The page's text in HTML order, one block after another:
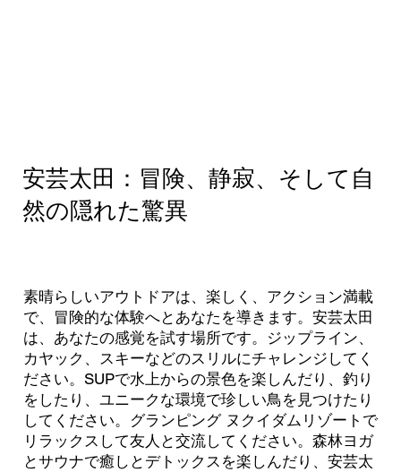
安芸太田：冒険、静寂、そして自
然の隠れた驚異
素晴らしいアウトドアは、楽しく、アクション満載
で、冒険的な体験へとあなたを導きます。安芸太田
は、あなたの感覚を試す場所です。ジップライン、
カヤック、スキーなどのスリルにチャレンジしてく
ださい。SUPで水上からの景色を楽しんだり、釣り
をしたり、ユニークな環境で珍しい鳥を見つけたり
してください。グランピング ヌクイダムリゾートで
リラックスして友人と交流してください。森林ヨガ
とサウナで癒しとデトックスを楽しんだり、安芸太